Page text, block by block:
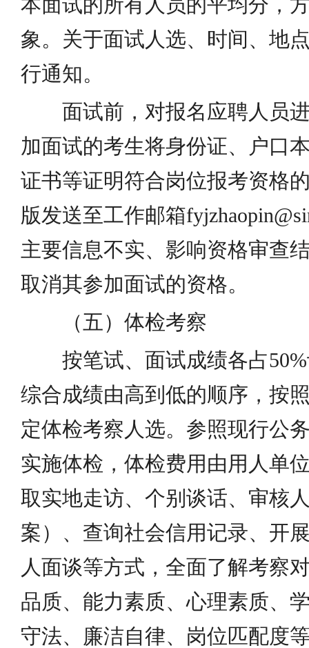
象。关于面试人选、时间、地
行通知。
面试前，对报名应聘人员
加面试的考生将身份证、户口
证书等证明符合岗位报考资格
版发送至工作邮箱
主要信息不实、影响资格审查
取消其参加面试的资格。
（五）体检考察
按笔试、面试成绩各占
综合成绩由高到低的顺序，按
定体检考察人选。参照现行公
实施体检，体检费用由用人单
取实地走访、个别谈话、审核
案）、查询社会信用记录、开
人面谈等方式，全面了解考察
品质、能力素质、心理素质、
守法、廉洁自律、岗位匹配度